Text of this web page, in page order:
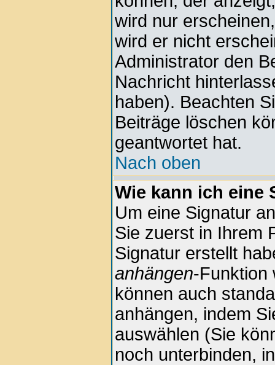
wird nur
wird er nicht
Administrator den
Nachricht
haben). Beachten
Beiträge löschen
geantwortet hat.
Nach oben
Wie kann ich eine
Um eine Signatur
Sie zuerst in Ihrem
Signatur erstellt
anhängen-Funktion
können auch
anhängen, indem
auswählen (Sie
noch unterbinden,